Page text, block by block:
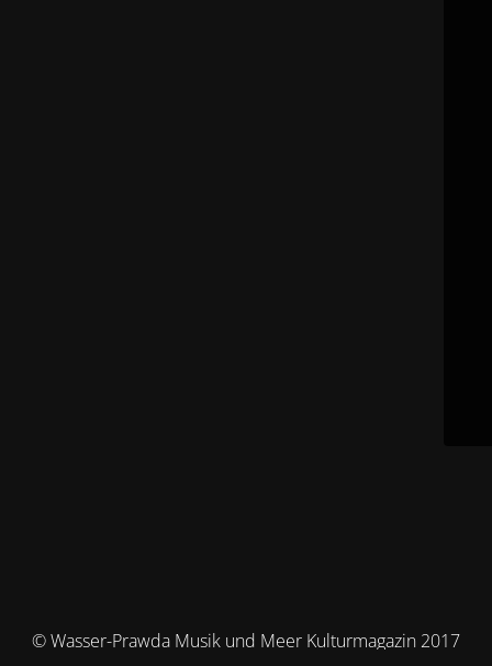
© Wasser-Prawda Musik und Meer Kulturmagazin 2017